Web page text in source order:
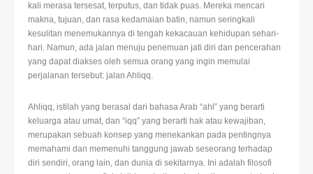
kali merasa tersesat, terputus, dan tidak puas. Mereka mencari
makna, tujuan, dan rasa kedamaian batin, namun seringkali
kesulitan menemukannya di tengah kekacauan kehidupan sehari-
hari. Namun, ada jalan menuju penemuan jati diri dan pencerahan
yang dapat diakses oleh semua orang yang ingin memulai
perjalanan tersebut: jalan Ahliqq.
Ahliqq, istilah yang berasal dari bahasa Arab “ahl” yang berarti
keluarga atau umat, dan “iqq” yang berarti hak atau kewajiban,
merupakan sebuah konsep yang menekankan pada pentingnya
memahami dan memenuhi tanggung jawab seseorang terhadap
diri sendiri, orang lain, dan dunia di sekitarnya. Ini adalah filosofi